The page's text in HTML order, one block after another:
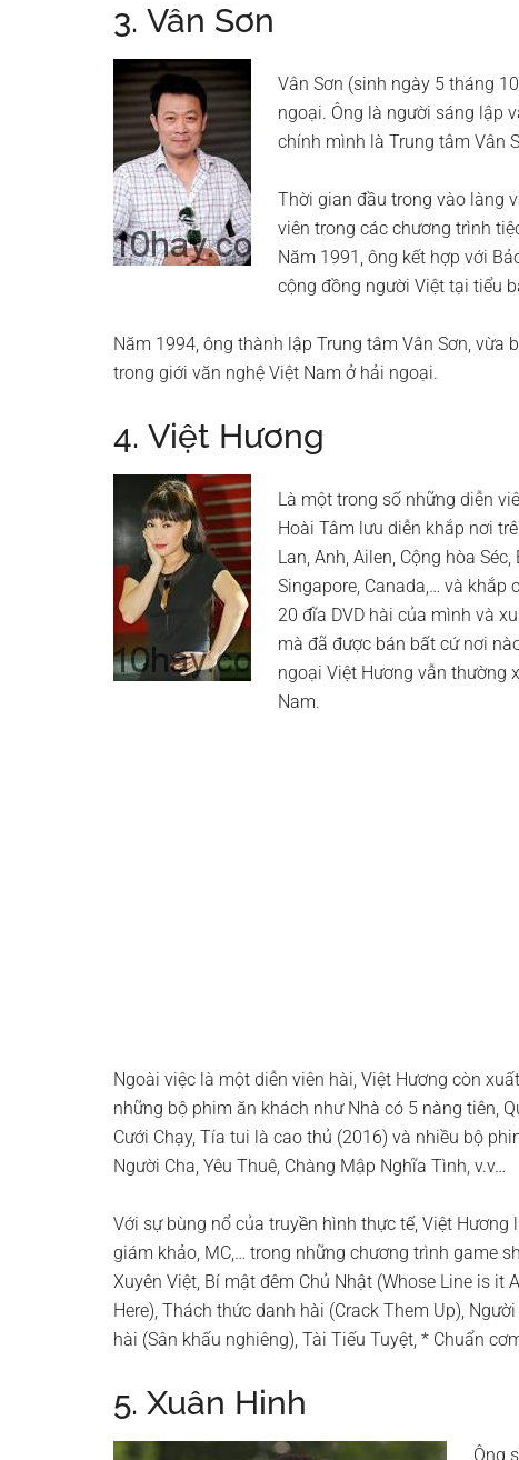
3. Vân Sơn
Vân Sơn (sinh ngày 5 tháng
ngoại. Ông là người sáng lập
chính mình là Trung tâm Vân
Thời gian đầu trong vào làng
viên trong các chương trình
Năm 1991, ông kết hợp với
cộng đồng người Việt tại tiểu
Năm 1994, ông thành lập Trung tâm Vân Sơn, vừa
trong giới văn nghệ Việt Nam ở hải ngoại.
4. Việt Hương
Là một trong số những diễn
Hoài Tâm lưu diễn khắp nơi
Lan, Anh, Ailen, Cộng hòa
Singapore, Canada,… và khắp
20 đĩa DVD hài của mình và
mà đã được bán bất cứ nơi
ngoại Việt Hương vẫn thường
Nam.
Ngoài việc là một diễn viên hài, Việt Hương còn
những bộ phim ăn khách như Nhà có 5 nàng tiên,
Cưới Chạy, Tía tui là cao thủ (2016) và nhiều bộ
Người Cha, Yêu Thuê, Chàng Mập Nghĩa Tình, v.v…
Với sự bùng nổ của truyền hình thực tế, Việt
giám khảo, MC,… trong những chương trình game
Xuyên Việt, Bí mật đêm Chủ Nhật (Whose Line is it
Here), Thách thức danh hài (Crack Them Up),
hài (Sân khấu nghiêng), Tài Tiếu Tuyệt, * Chuẩn
5. Xuân Hinh
Ông